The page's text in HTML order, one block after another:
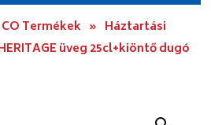
Termékek » Háztartási
üveg 25cl+kiöntő dugó